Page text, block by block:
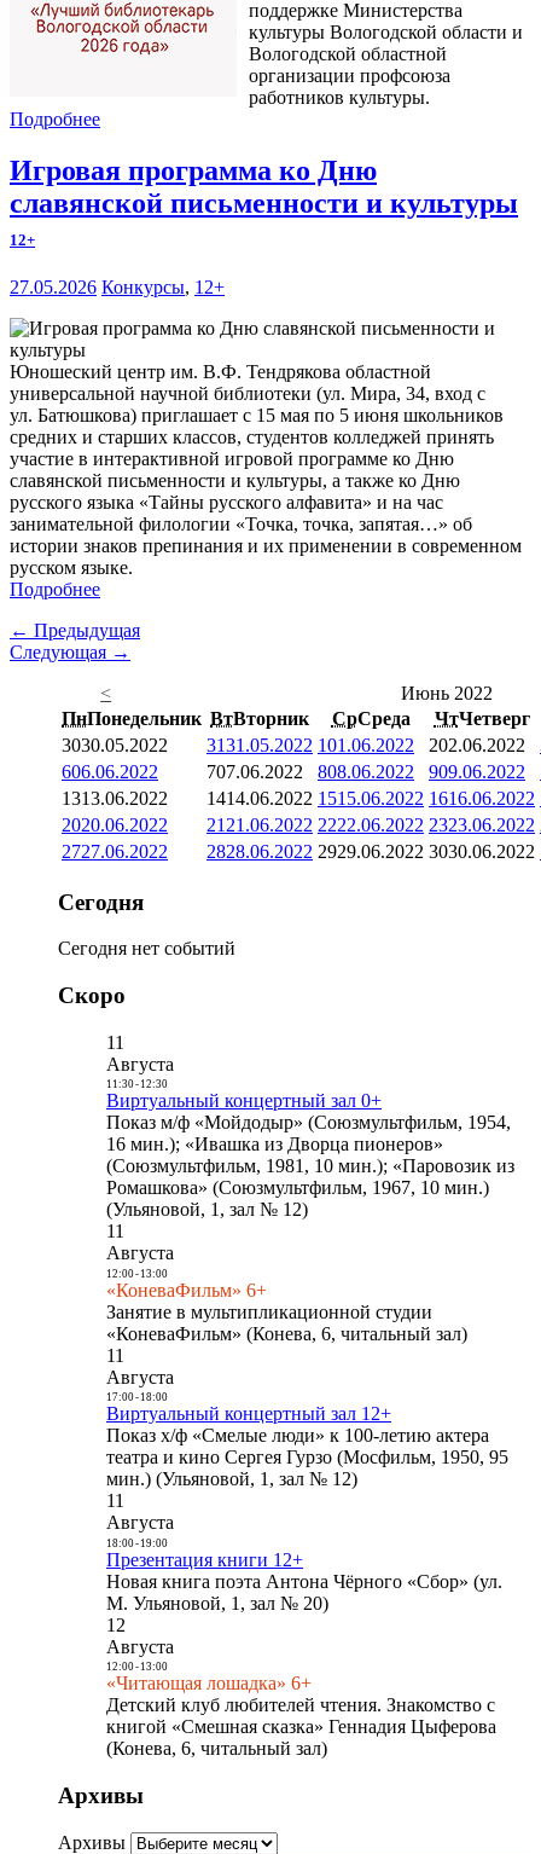
поддержке Министерства
культуры Вологодской области и
Вологодской областной
организации профсоюза
работников культуры.
Подробнее
Игровая программа ко Дню
славянской письменности и культуры
12+
27.05.2026 Конкурсы, 12+
Юношеский центр им. В.Ф. Тендрякова областной
универсальной научной библиотеки (ул. Мира, 34, вход с
ул. Батюшкова) приглашает с 15 мая по 5 июня школьников
средних и старших классов, студентов колледжей принять
участие в интерактивной игровой программе ко Дню
славянской письменности и культуры, а также ко Дню
русского языка «Тайны русского алфавита» и на час
занимательной филологии «Точка, точка, запятая…» об
истории знаков препинания и их применении в современном
русском языке.
Подробнее
← Предыдущая
Следующая →
<
Июнь 2022
ПнПонедельник ВтВторник СрСреда ЧтЧетверг
3030.05.2022 3131.05.2022 101.06.2022 202.06.2022
606.06.2022 707.06.2022 808.06.2022 909.06.2022
1313.06.2022 1414.06.2022 1515.06.2022 1616.06.2022
2020.06.2022 21 21.06.2022 2222.06.2022 2323.06.2022
2727.06.2022 2828.06.2022 2929.06.2022 3030.06.2022
Сегодня
Сегодня нет событий
Скоро
11
Августа
11:30- 12:30
Виртуальный концертный зал 0+
Показ м/ф «Мойдодыр» (Союзмультфильм, 1954,
16 мин.); «Ивашка из Дворца пионеров»
(Союзмультфильм, 1981, 10 мин.); «Паровозик из
Ромашкова» (Союзмультфильм, 1967, 10 мин.)
(Ульяновой, 1, зал № 12)
11
Августа
12:00- 13:00
«КоневаФильм» 6+
Занятие в мультипликационной студии
«КоневаФильм» (Конева, 6, читальный зал)
11
Августа
17:00- 18:00
Виртуальный концертный зал 12+
Показ х/ф «Смелые люди» к 100-летию актера
театра и кино Сергея Гурзо (Мосфильм, 1950, 95
мин.) (Ульяновой, 1, зал № 12)
11
Августа
18:00- 19:00
Презентация книги 12+
Новая книга поэта Антона Чёрного «Сбор» (ул.
М. Ульяновой, 1, зал № 20)
12
Августа
12:00- 13:00
«Читающая лошадка» 6+
Детский клуб любителей чтения. Знакомство с
книгой «Смешная сказка» Геннадия Цыферова
(Конева, 6, читальный зал)
Архивы
Архивы